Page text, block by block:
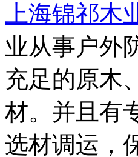
上海锦祁木
业从事户外
充足的原木
材。并且有
选材调运，